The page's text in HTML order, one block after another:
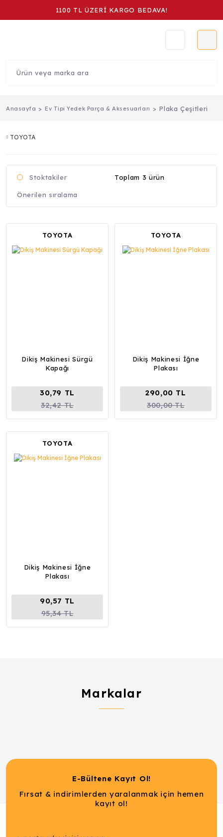
1100 TL ÜZERİ KARGO BEDAVA!
Anasayfa Ev Tipi Yedek Parça & Aksesuarları Plaka Çeşitleri
TOYOTA
Stoktakiler Toplam 3 ürün
TOYOTA
Dikiş Makinesi Sürgü
Kapağı
30,79 TL
32,42 TL
TOYOTA
Dikiş Makinesi İğne
Plakası
290,00 TL
300,00 TL
TOYOTA
Dikiş Makinesi İğne
Plakası
90,57 TL
95,34 TL
Markalar
E-Bültene Kayıt Ol!
Fırsat & indirimlerden yaralanmak için hemen
kayıt ol!